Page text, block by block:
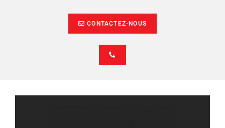
CONTACTEZ-NOUS